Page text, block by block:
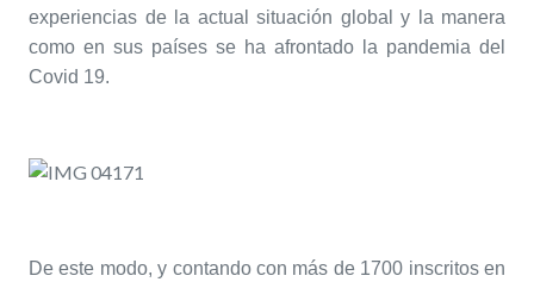
experiencias de la actual situación global y la manera
como en sus países se ha afrontado la pandemia del
Covid 19.
De este modo, y contando con más de 1700 inscritos en